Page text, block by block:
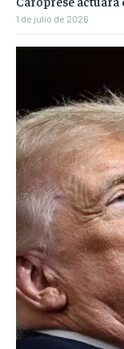
1 de julio de 2026